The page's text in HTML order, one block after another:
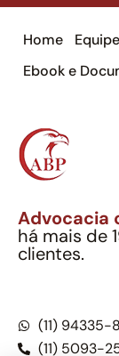
Home Equipe
Ebook e
Advocacia
há mais de
clientes.
(11) 94335-
(11) 5093-